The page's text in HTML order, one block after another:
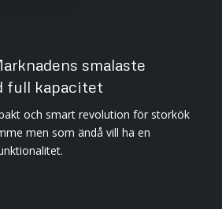
smalaste
full kapacitet
och smart revolution för storkök
men som ändå vill ha en